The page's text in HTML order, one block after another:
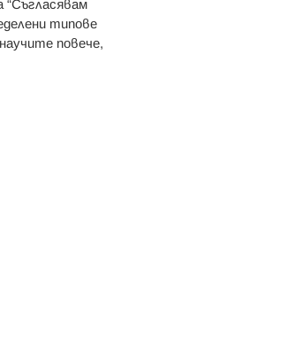
“Съгласявам
типове
повече,